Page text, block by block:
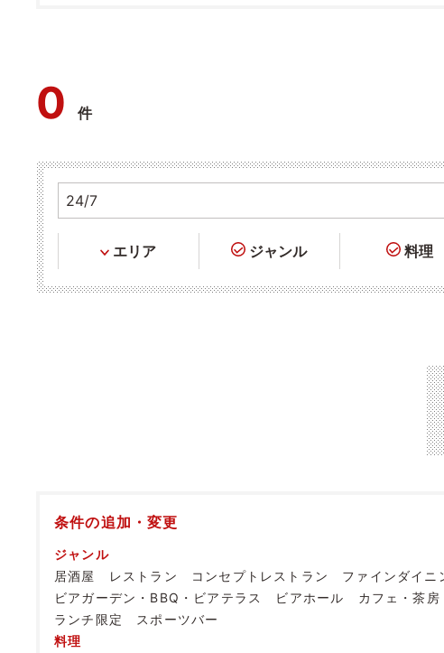
0件
エリア ジャンル 料理
条件の追加・変更
ジャンル
居酒屋
レストラン コンセプトレストラン ファインダイニ
ビアガーデン・BBQ・ビアテラス
ビアホール カフェ・茶房
ランチ限定
スポーツバー
料理